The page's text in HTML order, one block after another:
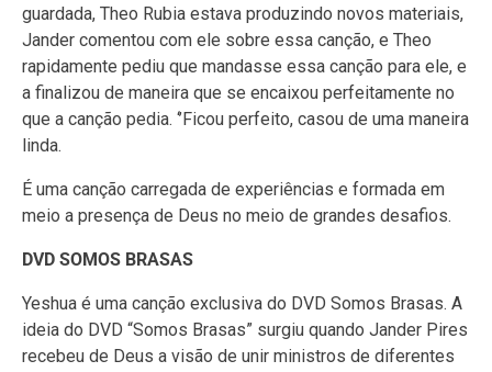
guardada, Theo Rubia estava produzindo novos materiais,
Jander comentou com ele sobre essa canção, e Theo
rapidamente pediu que mandasse essa canção para ele, e
a finalizou de maneira que se encaixou perfeitamente no
que a canção pedia. ‘’Ficou perfeito, casou de uma maneira
linda.
É uma canção carregada de experiências e formada em
meio a presença de Deus no meio de grandes desafios.
DVD SOMOS BRASAS
Yeshua é uma canção exclusiva do DVD Somos Brasas. A
ideia do DVD “Somos Brasas” surgiu quando Jander Pires
recebeu de Deus a visão de unir ministros de diferentes